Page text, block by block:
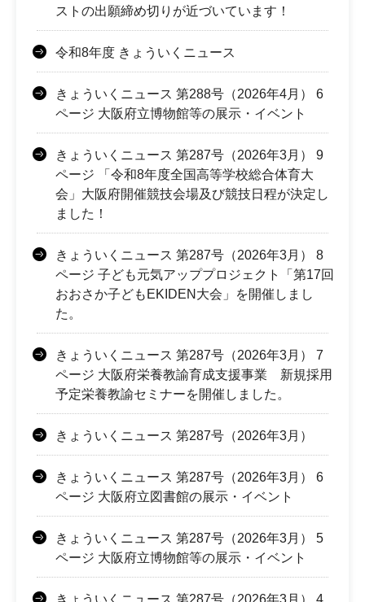
ストの出願締め切りが近づいています！
令和8年度 きょういくニュース
きょういくニュース 第288号（2026年4月） 6
ページ 大阪府立博物館等の展示・イベント
きょういくニュース 第287号（2026年3月） 9
ページ 「令和8年度全国高等学校総合体育大
会」大阪府開催競技会場及び競技日程が決定し
ました！
きょういくニュース 第287号（2026年3月） 8
ページ 子ども元気アッププロジェクト「第17回
おおさか子どもEKIDEN大会」を開催しまし
た。
きょういくニュース 第287号（2026年3月） 7
ページ 大阪府栄養教諭育成支援事業 新規採用
予定栄養教諭セミナーを開催しました。
きょういくニュース 第287号（2026年3月）
きょういくニュース 第287号（2026年3月） 6
ページ 大阪府立図書館の展示・イベント
きょういくニュース 第287号（2026年3月） 5
ページ 大阪府立博物館等の展示・イベント